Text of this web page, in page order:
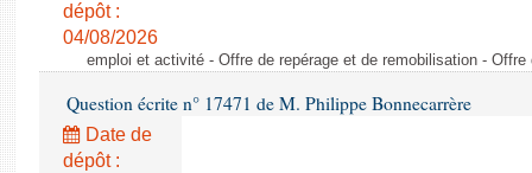
dépôt :
04/08/2026
emploi et activité - Offre de repérage et de remobilisation -
Question écrite n° 17471 de M. Philippe Bonnecarrère
Date de
dépôt :